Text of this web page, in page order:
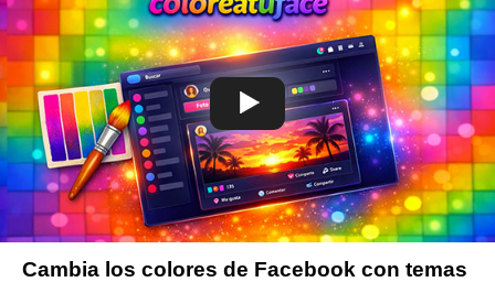
Cambia los colores de Facebook con temas